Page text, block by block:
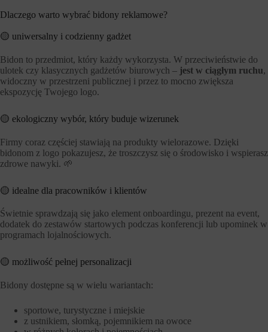
Dlaczego warto wybrać bidony reklamowe?
🟡 uniwersalny i codzienny gadżet
Bidon to przedmiot, który każdy wykorzysta. W przeciwieństwie do
ulotek czy klasycznych gadżetów biurowych – jest w ciągłym ruchu,
widoczny w przestrzeni publicznej i przez to mocno zwiększa
ekspozycję Twojego logo.
🟡 ekologiczny wybór, który buduje wizerunek
Firmy coraz częściej stawiają na produkty wielorazowe. Dzięki
bidonom z logo pokazujesz, że troszczysz się o środowisko i wspierasz
zdrowe nawyki. 🌱
🟡 idealne dla pracowników i klientów
Świetnie sprawdzają się jako element onboardingu, prezent na event,
dodatek do zestawów startowych podczas konferencji lub upominek w
programach lojalnościowych.
🟡 możliwość pełnej personalizacji
Bidony dostępne są w wielu wariantach:
sportowe, turystyczne i miejskie
z ustnikiem, słomką, pojemnikiem na owoce